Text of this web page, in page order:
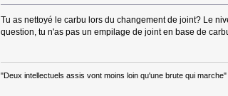
Tu as nettoyé le carbu lors du changement de joint? Le
question, tu n'as pas un empilage de joint en base de
"Deux intellectuels assis vont moins loin qu'une brute qui marche"